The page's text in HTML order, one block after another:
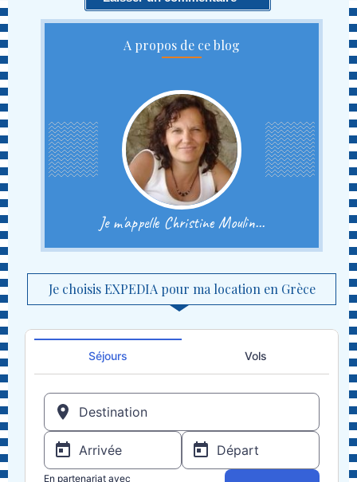
A propos de ce blog
Je m'appelle Christine Moulin...
Je choisis EXPEDIA pour ma location en Grèce